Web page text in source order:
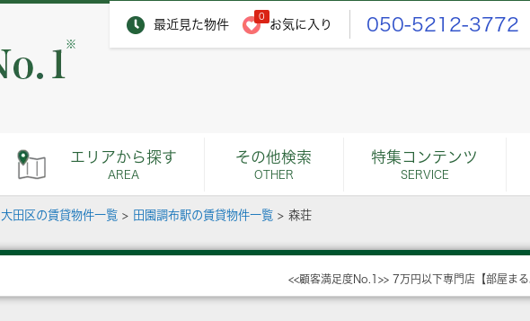
最近見た物件
0
お気に入り 050-5212-3772
※
エリアから探す
AREA
その他検索
OTHER
特集コンテンツ
SERVICE
大田区の賃貸物件一覧 > 田園調布駅の賃貸物件一覧 > 森荘
<<顧客満足度No.1>> 7万円以下専門店【部屋まる